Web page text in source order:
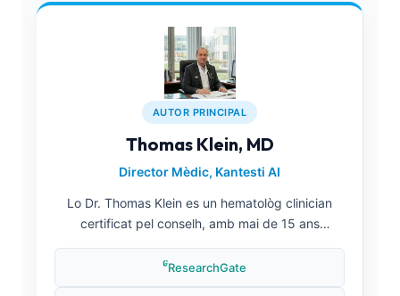
AUTOR PRINCIPAL
Thomas Klein, MD
Director Mèdic, Kantesti AI
Lo Dr. Thomas Klein es un hematològ clinician
certificat pel conselh, amb mai de 15 ans
diagnòstics assistits per IA. Com a director mèdic
ResearchGate